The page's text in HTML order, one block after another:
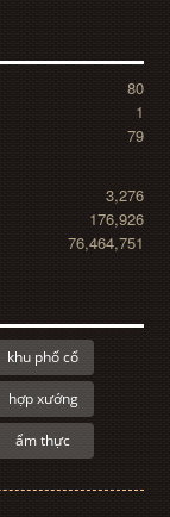
80
1
79
3,276
176,926
76,464,751
khu phố cổ
hợp xướng
ẩm thực